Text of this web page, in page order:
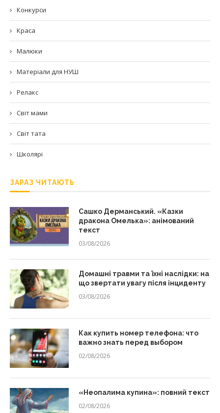
Конкурси
Краса
Малюки
Матеріали для НУШ
Релакс
Світ мами
Світ тата
Школярі
ЗАРАЗ ЧИТАЮТЬ
Сашко Дерманський. «Казки
дракона Омелька»: анімований
текст
03/08/2026
Домашні травми та їхні наслідки: на
що звертати увагу після інциденту
03/08/2026
Как купить номер телефона: что
важно знать перед выбором
02/08/2026
«Неопалима купина»: повний текст
02/08/2026